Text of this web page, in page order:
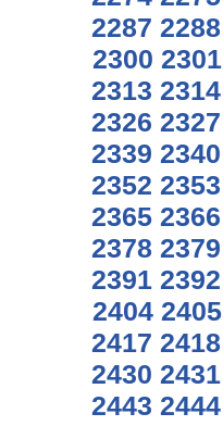
2287 2288
2300 2301
2313 2314
2326 2327
2339 2340
2352 2353
2365 2366
2378 2379
2391 2392
2404 2405
2417 2418
2430 2431
2443 2444